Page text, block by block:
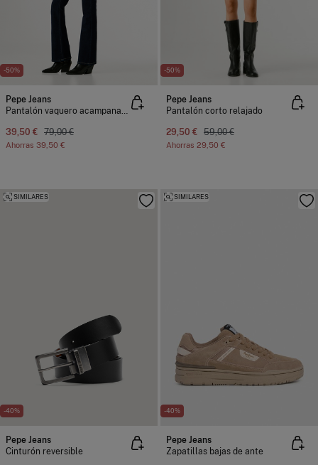
-50%
Pepe Jeans
39,50 € 79,00 €
Ahorras 39,50 €
-50%
Pepe Jeans
Pantalón corto relajado
29,50 € 59,00 €
Ahorras 29,50 €
-40%
SIMILARES
Pepe Jeans
Cinturón reversible
-40%
SIMILARES
Pepe Jeans
Zapatillas bajas de ante